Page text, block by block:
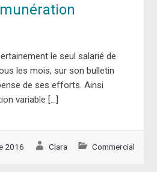
le seul salarié de
les mois, sur son bulletin
de ses efforts. Ainsi
variable […]
2016 Clara Commercial